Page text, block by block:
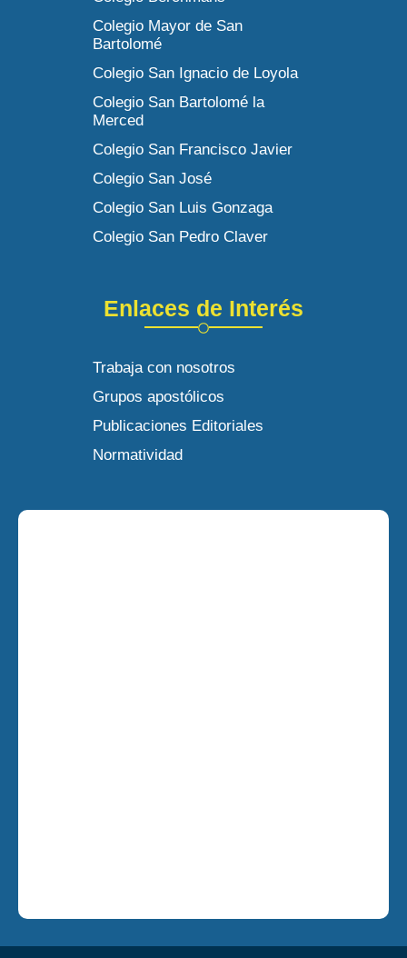
Colegio Mayor de San
Bartolomé
Colegio San Ignacio de Loyola
Colegio San Bartolomé la
Merced
Colegio San Francisco Javier
Colegio San José
Colegio San Luis Gonzaga
Colegio San Pedro Claver
Enlaces de Interés
Trabaja con nosotros
Grupos apostólicos
Publicaciones Editoriales
Normatividad